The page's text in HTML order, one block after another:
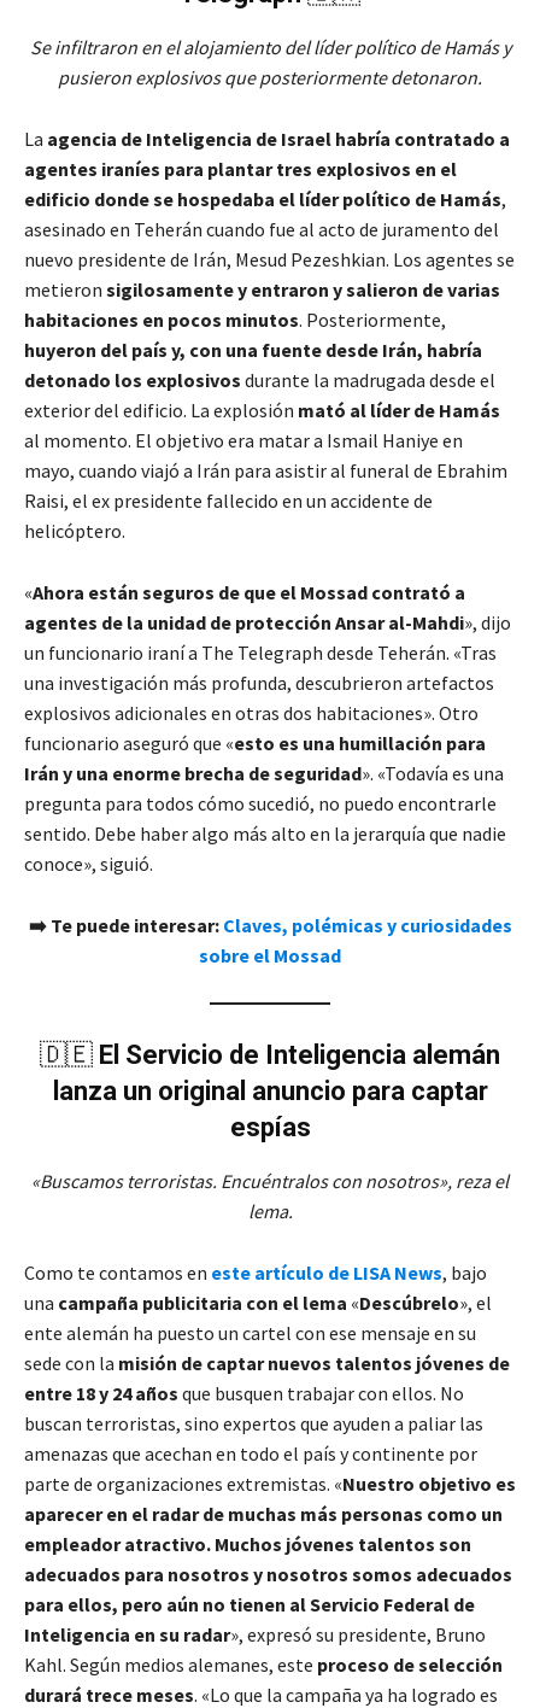
Se infiltraron en el alojamiento del líder político de Hamás y
pusieron explosivos que posteriormente detonaron.
La agencia de Inteligencia de Israel habría contratado a
agentes iraníes para plantar tres explosivos en el
edificio donde se hospedaba el líder político de Hamás,
asesinado en Teherán cuando fue al acto de juramento del
nuevo presidente de Irán, Mesud Pezeshkian. Los agentes se
metieron sigilosamente y entraron y salieron de varias
habitaciones en pocos minutos. Posteriormente,
huyeron del país y, con una fuente desde Irán, habría
detonado los explosivos durante la madrugada desde el
exterior del edificio. La explosión mató al líder de Hamás
al momento. El objetivo era matar a Ismail Haniye en
mayo, cuando viajó a Irán para asistir al funeral de Ebrahim
Raisi, el ex presidente fallecido en un accidente de
helicóptero.
«Ahora están seguros de que el Mossad contrató a
agentes de la unidad de protección Ansar al-Mahdi», dijo
un funcionario iraní a The Telegraph desde Teherán. «Tras
una investigación más profunda, descubrieron artefactos
explosivos adicionales en otras dos habitaciones». Otro
funcionario aseguró que «esto es una humillación para
Irán y una enorme brecha de seguridad». «Todavía es una
pregunta para todos cómo sucedió, no puedo encontrarle
sentido. Debe haber algo más alto en la jerarquía que nadie
conoce», siguió.
➡️ Te puede interesar: Claves, polémicas y curiosidades
sobre el Mossad
🇩🇪 El Servicio de Inteligencia alemán
lanza un original anuncio para captar
espías
«Buscamos terroristas. Encuéntralos con nosotros», reza el
lema.
Como te contamos en este artículo de LISA News, bajo
una campaña publicitaria con el lema «Descúbrelo», el
ente alemán ha puesto un cartel con ese mensaje en su
sede con la misión de captar nuevos talentos jóvenes de
entre 18 y 24 años que busquen trabajar con ellos. No
buscan terroristas, sino expertos que ayuden a paliar las
amenazas que acechan en todo el país y continente por
parte de organizaciones extremistas. «Nuestro objetivo es
aparecer en el radar de muchas más personas como un
empleador atractivo. Muchos jóvenes talentos son
adecuados para nosotros y nosotros somos adecuados
para ellos, pero aún no tienen al Servicio Federal de
Inteligencia en su radar», expresó su presidente, Bruno
Kahl. Según medios alemanes, este proceso de selección
durará trece meses. «Lo que la campaña ya ha logrado es